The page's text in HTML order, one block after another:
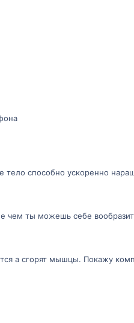
тело способно ускоренно
ты можешь себе
а сгорят мышцы. Покажу